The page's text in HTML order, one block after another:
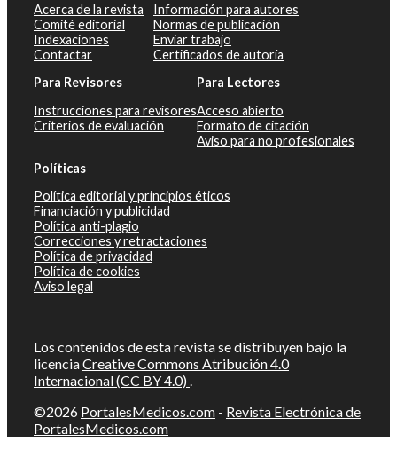
Acerca de la revista
Comité editorial
Indexaciones
Contactar
Información para autores
Normas de publicación
Enviar trabajo
Certificados de autoría
Para Revisores
Instrucciones para revisores
Criterios de evaluación
Para Lectores
Acceso abierto
Formato de citación
Aviso para no profesionales
Políticas
Política editorial y principios éticos
Financiación y publicidad
Política anti-plagio
Correcciones y retractaciones
Política de privacidad
Política de cookies
Aviso legal
Los contenidos de esta revista se distribuyen bajo la
licenciaCreative Commons Atribución 4.0
Internacional (CC BY 4.0) .
©2026 PortalesMedicos.com - Revista Electrónica de
PortalesMedicos.com